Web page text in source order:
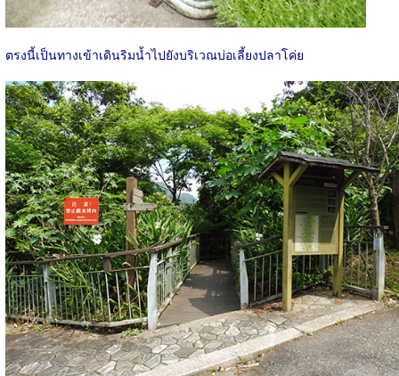
ตรงนี้เป็นทางเข้าเดินริมน้ำไปยังบริเวณบ่อเลี้ยงปลาโค่ย